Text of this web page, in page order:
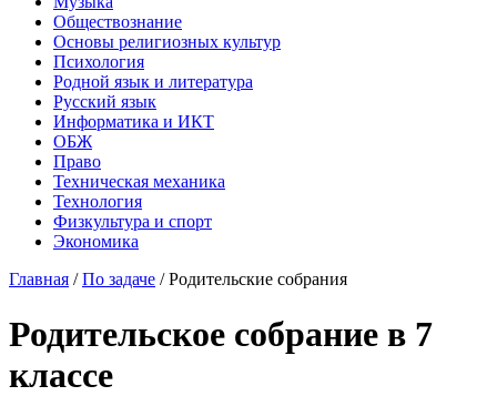
Обществознание
Основы религиозных культур
Психология
Родной язык и литература
Русский язык
Информатика и ИКТ
ОБЖ
Право
Техническая механика
Технология
Физкультура и спорт
Экономика
Главная /По задаче /Родительские собрания
Родительское собрание в 7
классе